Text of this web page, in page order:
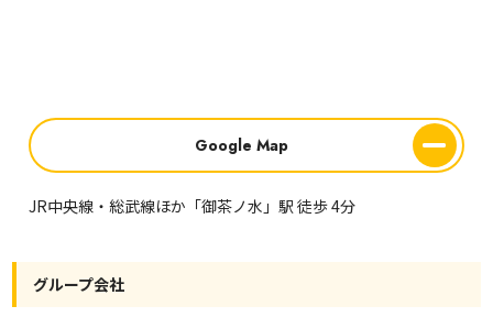
Google Map
JR中央線・総武線ほか「御茶ノ水」駅 徒歩 4分
グループ会社